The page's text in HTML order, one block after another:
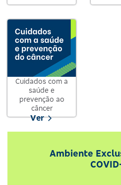
Cuidados com a
saúde e
prevenção ao
câncer
Ver
Ambiente